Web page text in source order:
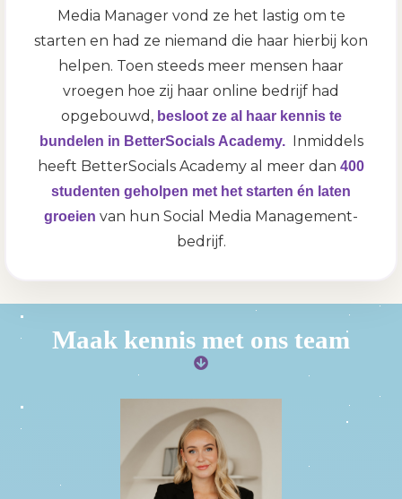
Media Manager vond ze het lastig om te
starten en had ze niemand die haar hierbij kon
helpen. Toen steeds meer mensen haar
vroegen hoe zij haar online bedrijf had
opgebouwd, besloot ze al haar kennis te
bundelen in BetterSocials Academy.Inmiddels
heeft BetterSocials Academy al meer dan 400
studenten geholpen met het starten én laten
groeien van hun Social Media Management-
bedrijf.
Maak kennis met ons team